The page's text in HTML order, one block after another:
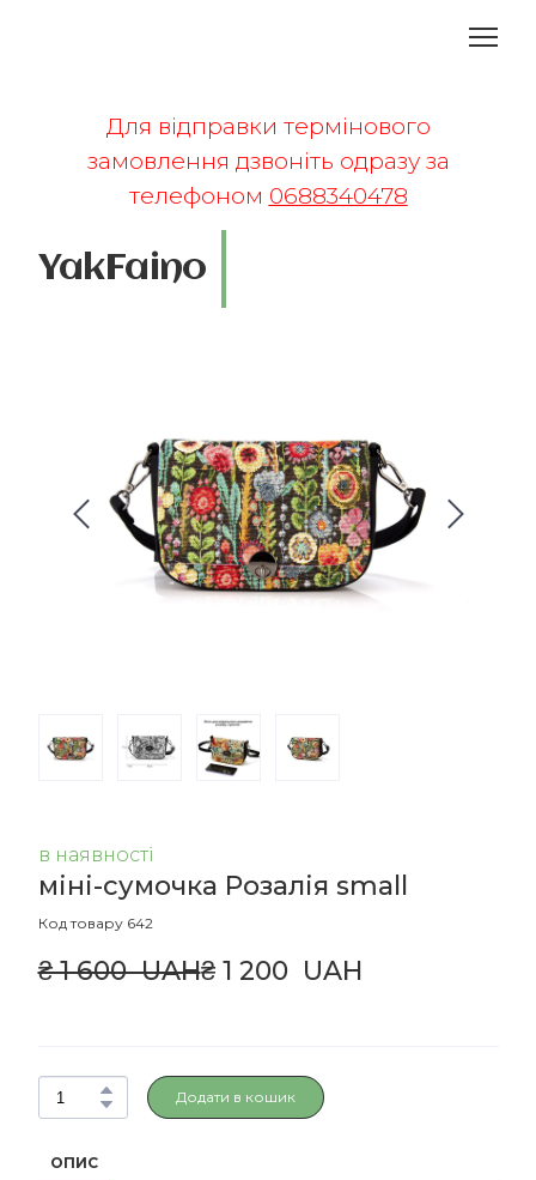
Для відправки термінового
замовлення дзвоніть одразу за
телефоном 0688340478
YakFaino
в наявності
міні-сумочка Розалія small
Код товару 642
₴ 1 600  UAH₴ 1 200  UAH
Додати в кошик
ОПИС